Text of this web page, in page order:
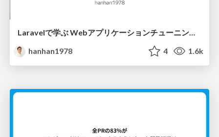
Laravelで学ぶ Webアプリケーションチューニング入門/web_application_tuning_101
hanhan1978
4 1.6k